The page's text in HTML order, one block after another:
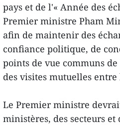
pays et de l'« Année des
Premier ministre Pham
afin de maintenir des
confiance politique, de
points de vue communs
des visites mutuelles
Le Premier ministre
ministères, des secteurs